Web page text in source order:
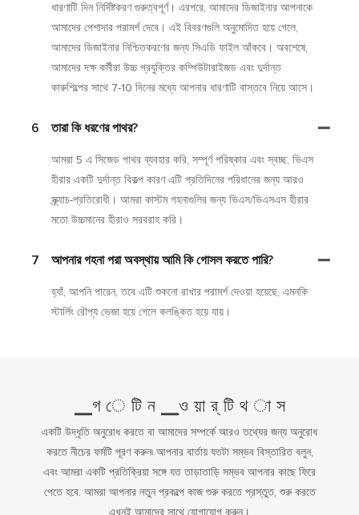
ধারণাটি দিন নির্দিষ্টকরণ গুরুত্বপূর্ণ। এরপরে, আমাদের ডিজাইনার আপনাকে
আমাদের পেশাদার পরামর্শ দেবে। এই বিবরণগুলি অনুমোদিত হয়ে গেলে,
আমাদের ডিজাইনার নিশ্চিতকরণের জন্য সিএডি ফাইল আঁকবে। অবশেষে,
আমাদের দক্ষ কর্মীরা উচ্চ প্রযুক্তির কম্পিউটারাইজড এবং দুর্দান্ত
কারুশিল্পের সাথে 7-10 দিনের মধ্যে আপনার ধারণাটি বাস্তবে নিয়ে আসে।
6 তারা কি ধরণের পাথর?
আমরা 5 এ সিজেড পাথর ব্যবহার করি, সম্পূর্ণ পরিষ্কার এবং স্বচ্ছ, ভিএস
হীরার একটি দুর্দান্ত বিকল্প কারণ এটি প্রতিদিনের পরিধানের জন্য আরও
স্ক্র্যাচ-প্রতিরোধী। আমরা কাস্টম গহনাগুলির জন্য ভিএস/ভিএসএস হীরার
মতো উচ্চমানের হীরাও সরবরাহ করি।
7 আপনার গহনা পরা অবস্থায় আমি কি গোসল করতে পারি?
হ্যাঁ, আপনি পারেন, তবে এটি শুকনো রাখার পরামর্শ দেওয়া হয়েছে, এমনকি
স্টার্লিং রৌপ্য ভেজা হয়ে গেলে কলঙ্কিত হয়ে যায়।
▁গ ে টি ন ▁ও য়া র্ টি থ া স
একটি উদ্ধৃতি অনুরোধ করতে বা আমাদের সম্পর্কে আরও তথ্যের জন্য অনুরোধ
করতে নীচের ফর্মটি পূরণ করুন৷ আপনার বার্তায় যতটা সম্ভব বিস্তারিত বলুন,
এবং আমরা একটি প্রতিক্রিয়া সঙ্গে যত তাড়াতাড়ি সম্ভব আপনার কাছে ফিরে
পেতে হবে. আমরা আপনার নতুন প্রকল্পে কাজ শুরু করতে প্রস্তুত, শুরু করতে
এখনই আমাদের সাথে যোগাযোগ করুন।